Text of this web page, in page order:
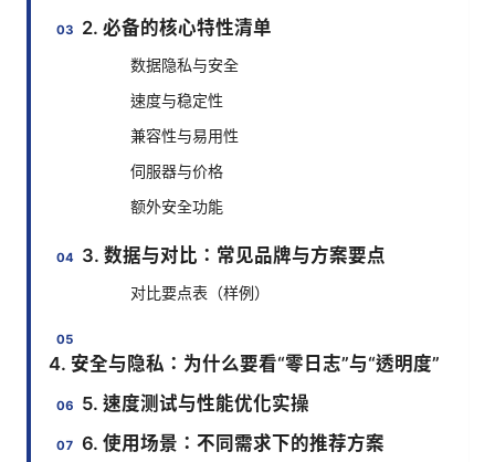
2. 必备的核心特性清单
数据隐私与安全
速度与稳定性
兼容性与易用性
伺服器与价格
额外安全功能
3. 数据与对比：常见品牌与方案要点
对比要点表（样例）
4. 安全与隐私：为什么要看“零日志”与“透明度”
5. 速度测试与性能优化实操
6. 使用场景：不同需求下的推荐方案